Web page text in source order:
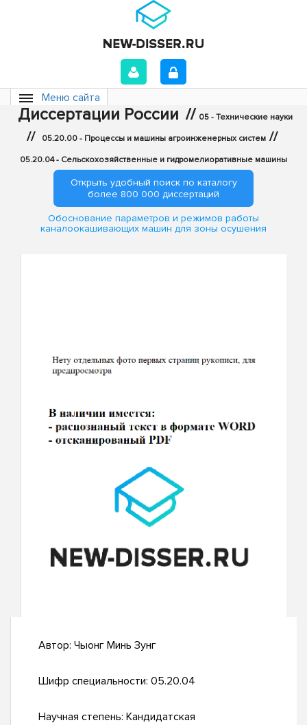
Меню сайта
Диссертации России // 05 - Технические науки
// 05.20.00 - Процессы и машины агроинженерных систем //
05.20.04 - Сельскохозяйственные и гидромелиоративные машины
Открыть удобный поиск по каталогу
более 800 000 диссертаций
Обоснование параметров и режимов работы
каналоокашивающих машин для зоны осушения
Автор: Чыонг Минь Зунг
Шифр специальности: 05.20.04
Научная степень: Кандидатская